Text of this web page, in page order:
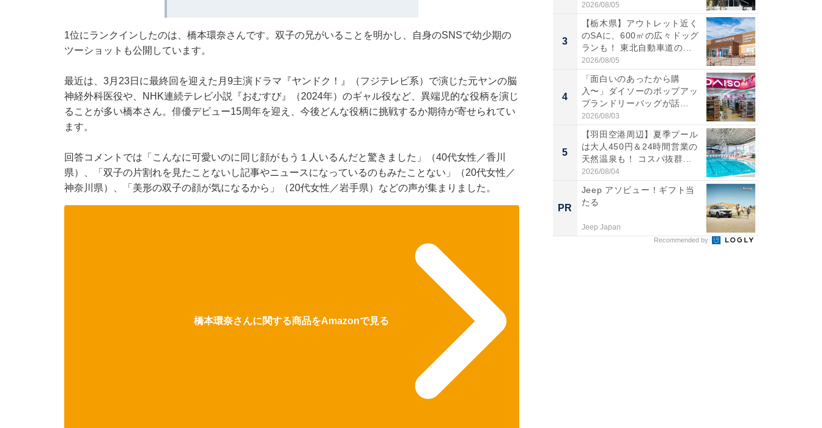
1位にランクインしたのは、橋本環奈さんです。双子の兄がいることを明かし、自身のSNSで幼少期の
ツーショットも公開しています。
最近は、3月23日に最終回を迎えた月9主演ドラマ『ヤンドク！』（フジテレビ系）で演じた元ヤンの脳
神経外科医役や、NHK連続テレビ小説『おむすび』（2024年）のギャル役など、異端児的な役柄を演じ
ることが多い橋本さん。俳優デビュー15周年を迎え、今後どんな役柄に挑戦するか期待が寄せられてい
ます。
回答コメントでは「こんなに可愛いのに同じ顔がもう１人いるんだと驚きました」（40代女性／香川
県）、「双子の片割れを見たことないし記事やニュースになっているのもみたことない」（20代女性／
神奈川県）、「美形の双子の顔が気になるから」（20代女性／岩手県）などの声が集まりました。
橋本環奈さんに関する商品をAmazonで見る
2026/08/05
3
【栃木県】アウトレット近く
のSAに、600㎡の広々ドッグ
ランも！ 東北自動車道の...
2026/08/05
4
「面白いのあったから購
入〜」ダイソーのポップアッ
プランドリーバッグが話
題。“さま...
2026/08/03
5
【羽田空港周辺】夏季プール
は大人450円＆24時間営業の
天然温泉も！ コスパ抜群...
2026/08/04
PR
Jeep アソビュー！ギフト当
たる
Jeep Japan
Recommended by